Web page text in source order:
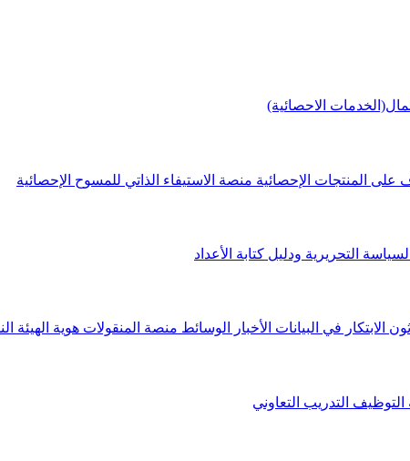
الاحصائية)
على المنتجات الإحصائية منصة الاستيفاء الذاتي للمسوح الإحصائية
السياسة التحريرية ودليل كتابة الأعداد
الابتكار في البيانات الأخبار الوسائط منصة المنقولات هوية الهيئة
التوظيف التدريب التعاوني